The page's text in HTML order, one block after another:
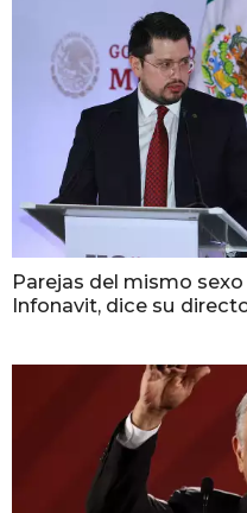
Parejas del mismo
Infonavit, dice su